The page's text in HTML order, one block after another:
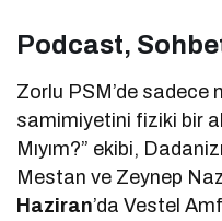
Podcast,
Zorlu PSM’de sadece
samimiyetini fiziki bir
Mıyım?” ekibi,
Mestan ve Zeynep
Haziran’da Vestel